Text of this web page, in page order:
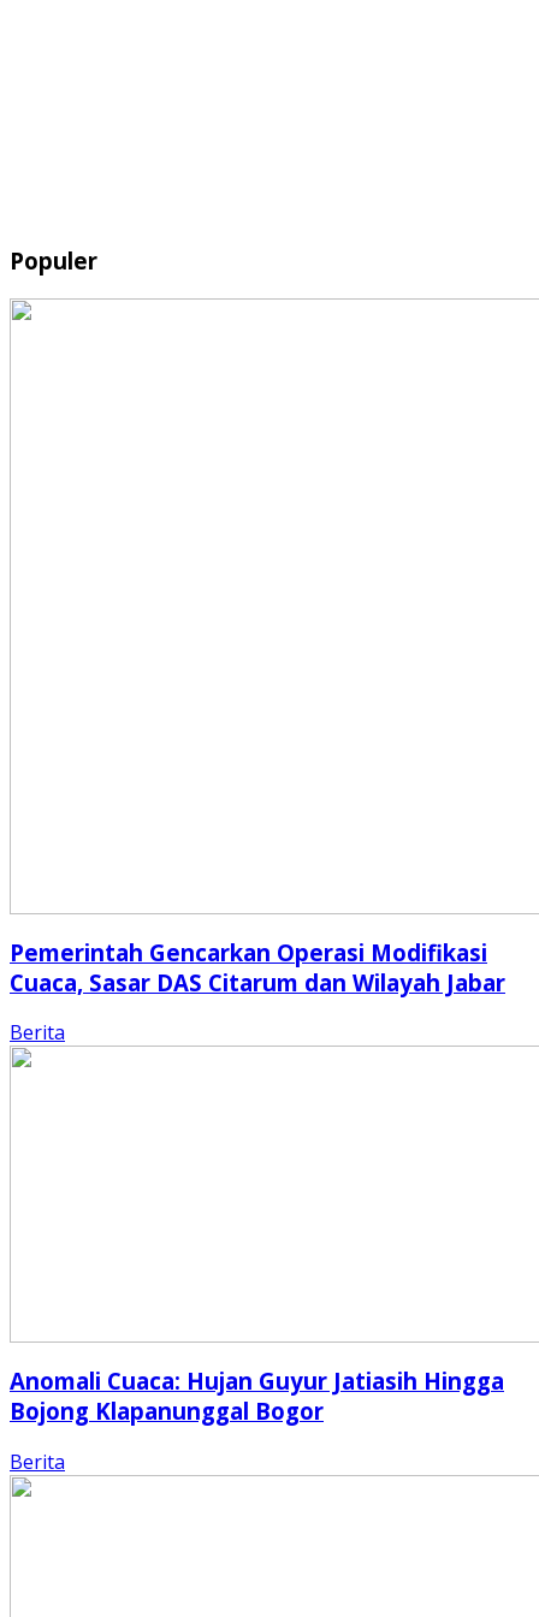
Populer
Pemerintah Gencarkan Operasi Modifikasi
Cuaca, Sasar DAS Citarum dan Wilayah Jabar
Berita
Anomali Cuaca: Hujan Guyur Jatiasih Hingga
Bojong Klapanunggal Bogor
Berita